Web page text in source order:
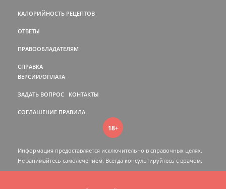
КАЛОРИЙНОСТЬ РЕЦЕПТОВ
ОТВЕТЫ
ПРАВООБЛАДАТЕЛЯМ
СПРАВКА
ВЕРСИИ/ОПЛАТА
ЗАДАТЬ ВОПРОС КОНТАКТЫ
СОГЛАШЕНИЕ ПРАВИЛА
18+
Информация предоставляется исключительно в справочных целях.
Не занимайтесь самолечением. Всегда консультируйтесь c врачом.